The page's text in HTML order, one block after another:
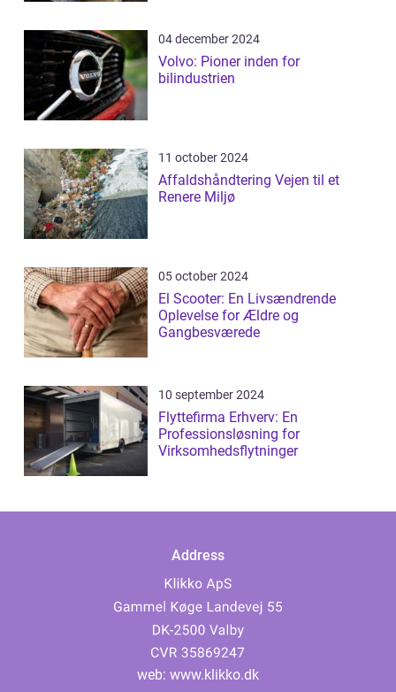
04 december 2024
Volvo: Pioner inden for
bilindustrien
11 october 2024
Affaldshåndtering Vejen til et
Renere Miljø
05 october 2024
El Scooter: En Livsændrende
Oplevelse for Ældre og
Gangbesværede
10 september 2024
Flyttefirma Erhverv: En
Professionsløsning for
Virksomhedsflytninger
Address
web: www.klikko.dk